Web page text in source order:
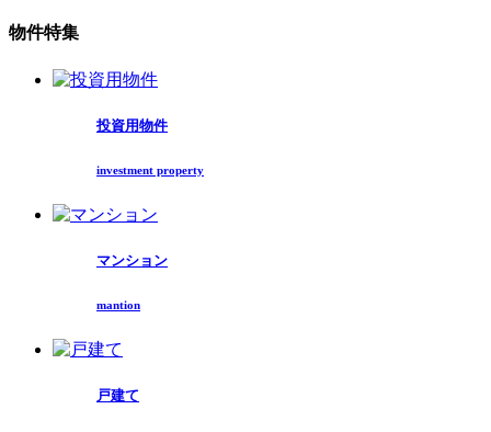
物件特集
投資用物件
investment property
マンション
mantion
戸建て